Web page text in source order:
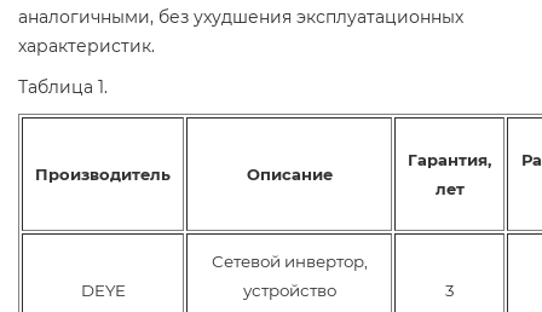
аналогичными, без ухудшения эксплуатационных
характеристик.
Таблица 1.
Производитель Описание
Гарантия,
лет
DEYE
Сетевой инвертор,
устройство
3